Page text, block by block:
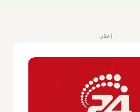
إعلان